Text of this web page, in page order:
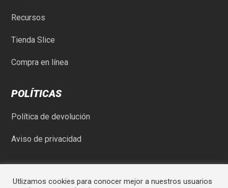
Recursos
Tienda Slice
Compra en línea
POLÍTICAS
Política de devolución
Aviso de privacidad
Utlizamos cookies para conocer mejor a nuestros usuarios